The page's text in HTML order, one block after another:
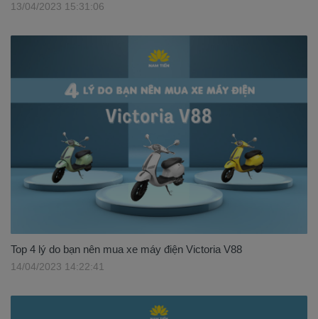
13/04/2023 15:31:06
Top 4 lý do bạn nên mua xe máy điện Victoria V88
14/04/2023 14:22:41